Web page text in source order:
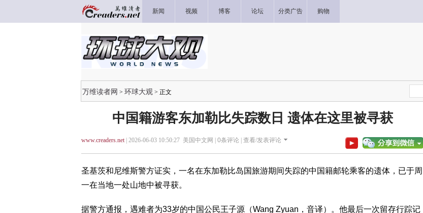
新闻 视频 博客 论坛 分类广告 购物
万维读者网 > 环球大观 > 正文
中国籍游客东加勒比失踪数日 遗体在这里被寻获
www.creaders.net| 2026-06-03 10:50:27 美国中文网 | 0条评论 | 查看/发表评论
圣基茨和尼维斯警方证实，一名在东加勒比岛国旅游期间失踪的中国籍邮轮乘客的遗体，已于周
一在当地一处山地中被寻获。
据警方通报，遇难者为33岁的中国公民王子源（Wang Zyuan，音译）。他最后一次留存行踪记